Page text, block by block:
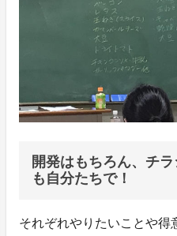
開発はもちろん、チ
も自分たちで！
それぞれやりたいことや得